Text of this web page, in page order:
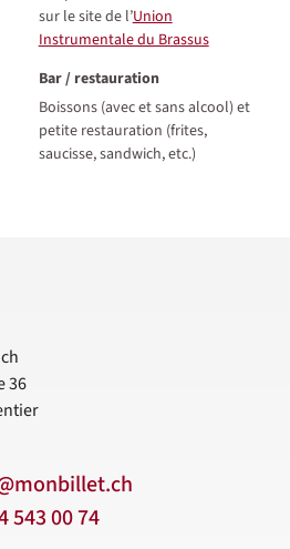
sur le site de l’Union
Instrumentale du Brassus
Bar / restauration
Boissons (avec et sans alcool) et
petite restauration (frites,
saucisse, sandwich, etc.)
36
543 00 74